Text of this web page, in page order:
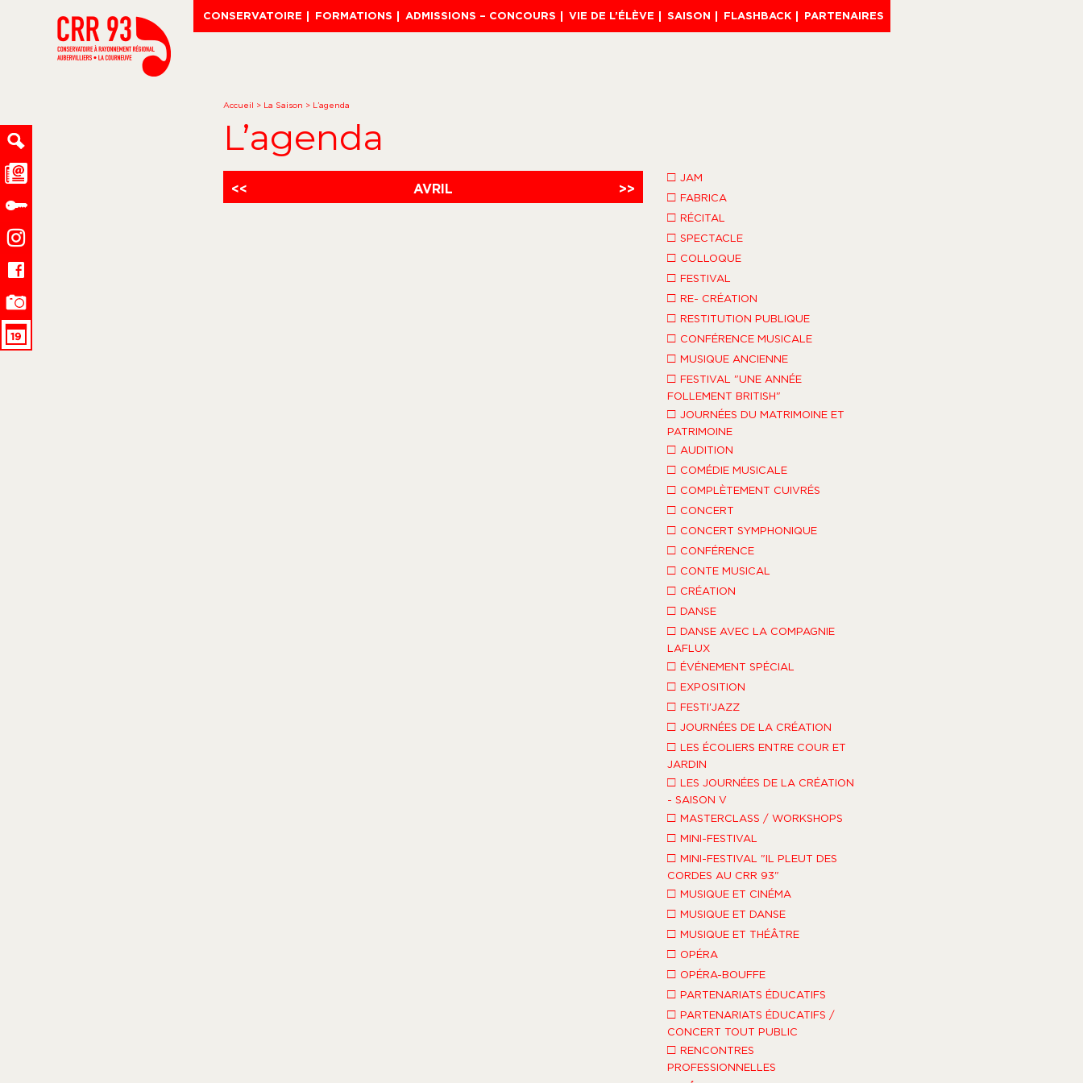
CONSERVATOIRE FORMATIONS ADMISSIONS – CONCOURS VIE DE L’ÉLÈVE SAISON FLASHBACK PARTENAIRES
Accueil > La Saison > L’agenda
L’agenda
<< AVRIL >>
□ JAM
□ FABRICA
□ RÉCITAL
□ SPECTACLE
□ COLLOQUE
□ FESTIVAL
□ RE- CRÉATION
□ RESTITUTION PUBLIQUE
□ CONFÉRENCE MUSICALE
□ MUSIQUE ANCIENNE
□ FESTIVAL "UNE ANNÉE
FOLLEMENT BRITISH"
□ JOURNÉES DU MATRIMOINE ET
PATRIMOINE
□ AUDITION
□ COMÉDIE MUSICALE
□ COMPLÈTEMENT CUIVRÉS
□ CONCERT
□ CONCERT SYMPHONIQUE
□ CONFÉRENCE
□ CONTE MUSICAL
□ CRÉATION
□ DANSE
□ DANSE AVEC LA COMPAGNIE
LAFLUX
□ ÉVÉNEMENT SPÉCIAL
□ EXPOSITION
□ FESTI'JAZZ
□ JOURNÉES DE LA CRÉATION
□ LES ÉCOLIERS ENTRE COUR ET
JARDIN
□ LES JOURNÉES DE LA CRÉATION
- SAISON V
□ MASTERCLASS / WORKSHOPS
□ MINI-FESTIVAL
□ MINI-FESTIVAL "IL PLEUT DES
CORDES AU CRR 93"
□ MUSIQUE ET CINÉMA
□ MUSIQUE ET DANSE
□ MUSIQUE ET THÉÂTRE
□ OPÉRA
□ OPÉRA-BOUFFE
□ PARTENARIATS ÉDUCATIFS
□ PARTENARIATS ÉDUCATIFS /
CONCERT TOUT PUBLIC
□ RENCONTRES
PROFESSIONNELLES